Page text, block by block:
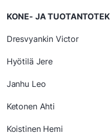
KONE- JA
Dresvyankin Victor
Hyötilä Jere
Janhu Leo
Ketonen Ahti
Koistinen Hemi